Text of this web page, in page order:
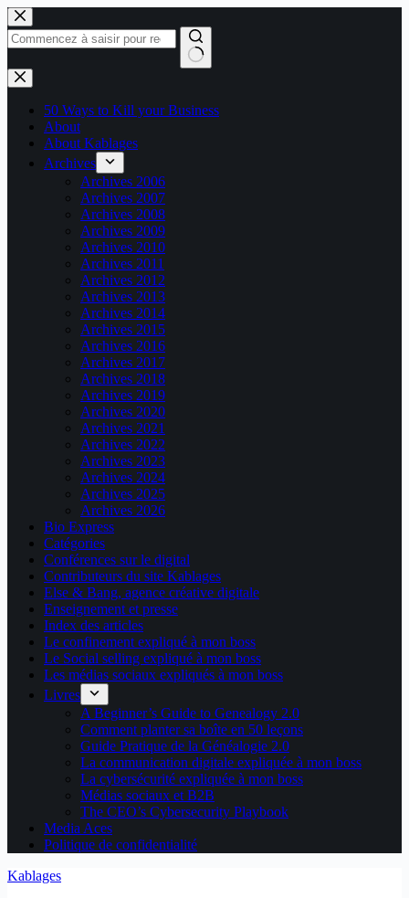
Passer
au
contenu
Aucun
résultat
50 Ways to Kill your Business
About
About Kablages
Archives
Archives 2006
Archives 2007
Archives 2008
Archives 2009
Archives 2010
Archives 2011
Archives 2012
Archives 2013
Archives 2014
Archives 2015
Archives 2016
Archives 2017
Archives 2018
Archives 2019
Archives 2020
Archives 2021
Archives 2022
Archives 2023
Archives 2024
Archives 2025
Archives 2026
Bio Express
Catégories
Conférences sur le digital
Contributeurs du site Kablages
Else & Bang, agence créative digitale
Enseignement et presse
Index des articles
Le confinement expliqué à mon boss
Le Social selling expliqué à mon boss
Les médias sociaux expliqués à mon boss
Livres
A Beginner’s Guide to Genealogy 2.0
Comment planter sa boîte en 50 leçons
Guide Pratique de la Généalogie 2.0
La communication digitale expliquée à mon boss
La cybersécurité expliquée à mon boss
Médias sociaux et B2B
The CEO’s Cybersecurity Playbook
Media Aces
Politique de confidentialité
Kablages